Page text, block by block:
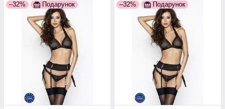
–32% Подарунок –32% Подарунок